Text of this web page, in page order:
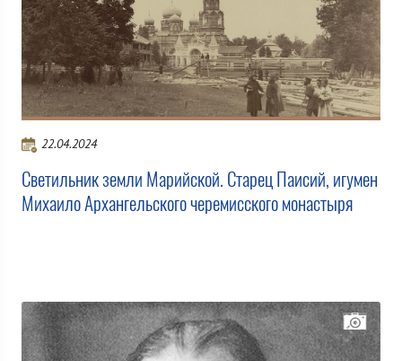
22.04.2024
Светильник земли Марийской. Старец Паисий, игумен
Михаило Архангельского черемисского монастыря